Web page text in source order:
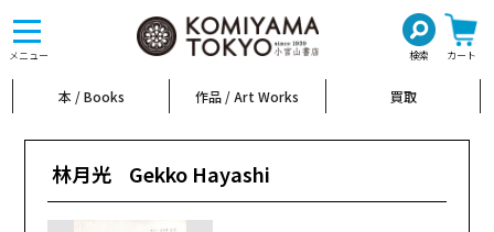
メニュー 検索 カート
toggle
navigation
本 / Books 作品 / Art Works 買取
林月光 Gekko Hayashi